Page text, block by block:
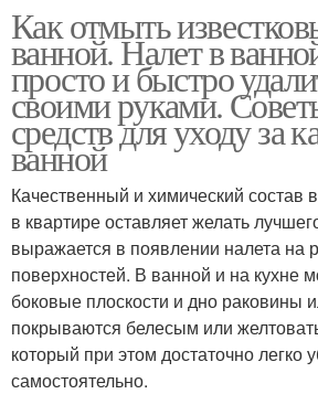
Как отмыть
ванной. Налет в
просто и быстро
своими руками.
средств для уходу за
ванной
Качественный и химический состав
в квартире оставляет желать
выражается в появлении налета на
поверхностей. В ванной и на кухне
боковые плоскости и дно раковины
покрываются белесым или
который при этом достаточно легко
самостоятельно.